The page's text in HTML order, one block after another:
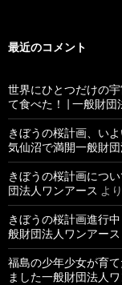
最近のコメント
世界にひとつだけの
て食べた！ | 一般財団
きぼうの桜計画、い
気仙沼で満開一般財
きぼうの桜計画につ
団法人ワンアース より
きぼうの桜計画進行中
般財団法人ワンアース
福島の少年少女が育
ました一般財団法人